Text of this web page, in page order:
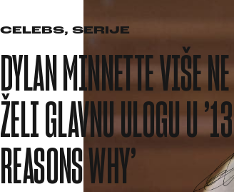
CELEBS, SERIJE
DYLAN MINNETTE VIŠE NE
ŽELI GLAVNU ULOGU U ’13
REASONS WHY’